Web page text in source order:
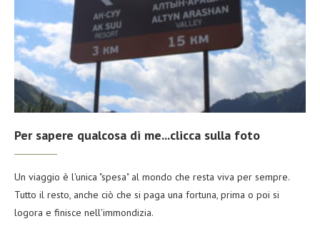
Per sapere qualcosa di me...clicca sulla foto
Un viaggio è l'unica "spesa" al mondo che resta viva per sempre.
Tutto il resto, anche ciò che si paga una fortuna, prima o poi si
logora e finisce nell'immondizia.